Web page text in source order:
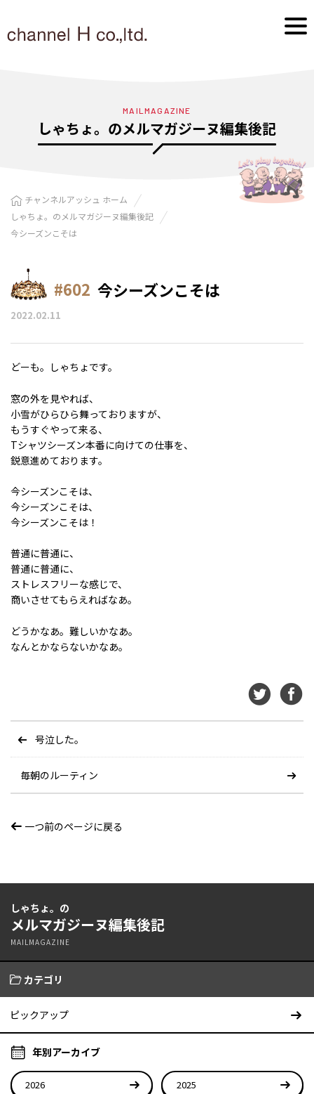
MAILMAGAZINE
しゃちょ。のメルマガジーヌ編集後記
チャンネルアッシュ ホーム
しゃちょ。のメルマガジーヌ編集後記
今シーズンこそは
#602 今シーズンこそは
2022.02.11
どーも。しゃちょです。
窓の外を見やれば、
小雪がひらひら舞っておりますが、
もうすぐやって来る、
Tシャツシーズン本番に向けての仕事を、
鋭意進めております。
今シーズンこそは、
今シーズンこそは、
今シーズンこそは！
普通に普通に、
普通に普通に、
ストレスフリーな感じで、
商いさせてもらえればなあ。
どうかなあ。難しいかなあ。
なんとかならないかなあ。
号泣した。
毎朝のルーティン
一つ前のページに戻る
しゃちょ。の
メルマガジーヌ編集後記
MAILMAGAZINE
カテゴリ
ピックアップ
年別アーカイブ
2026 2025